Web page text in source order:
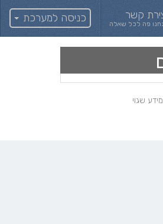
קשר
פה לכל שאלה כניסה למערכת
שגוי